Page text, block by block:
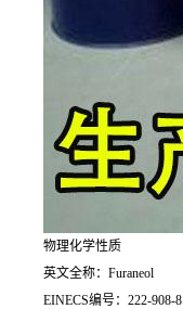
物理化学性质
英文全称：Furaneol
EINECS编号：222-908-8